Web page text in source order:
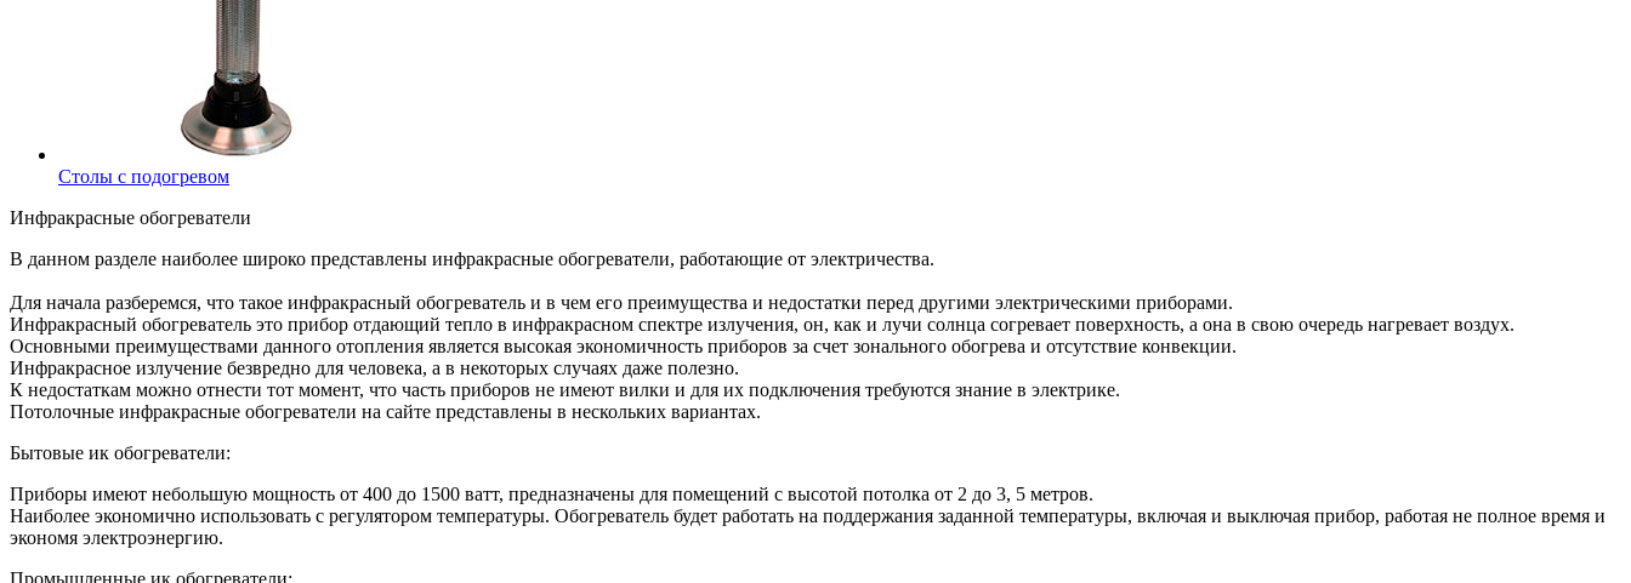
Столы с подогревом
Инфракрасные обогреватели
В данном разделе наиболее широко представлены инфракрасные обогреватели, работающие от электричества.
Для начала разберемся, что такое инфракрасный обогреватель и в чем его преимущества и недостатки перед другими электрическими приборами.
Инфракрасный обогреватель это прибор отдающий тепло в инфракрасном спектре излучения, он, как и лучи солнца согревает поверхность, а она в свою очередь нагревает воздух.
Основными преимуществами данного отопления является высокая экономичность приборов за счет зонального обогрева и отсутствие конвекции.
Инфракрасное излучение безвредно для человека, а в некоторых случаях даже полезно.
К недостаткам можно отнести тот момент, что часть приборов не имеют вилки и для их подключения требуются знание в электрике.
Потолочные инфракрасные обогреватели на сайте представлены в нескольких вариантах.
Бытовые ик обогреватели:
Приборы имеют небольшую мощность от 400 до 1500 ватт, предназначены для помещений с высотой потолка от 2 до 3, 5 метров.
Наиболее экономично использовать с регулятором температуры. Обогреватель будет работать на поддержания заданной температуры, включая и выключая прибор, работая не полное время и
экономя электроэнергию.